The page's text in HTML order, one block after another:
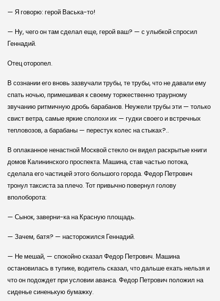
— Я говорю: герой Васька-то!
— Ну, чего он там сделал еще, герой ваш? — с улыбкой спросил
Геннадий.
Отец оторопел.
В сознании его вновь зазвучали трубы, те трубы, что не давали ему
спать ночью, примешивая к своему торжественно траурному
звучанию ритмичную дробь барабанов. Неужели трубы эти — только
свист ветра, самые яркие сполохи их — гудки своего и встречных
тепловозов, а барабаны — перестук колес на стыках?..
В оплаканное ненастной Москвой стекло он видел раскрытые книги
домов Калининского проспекта. Машина, став частью потока,
сделала его частицей этого большого города. Федор Петрович
тронул таксиста за плечо. Тот привычно повернул голову
вполоборота:
— Сынок, заверни-ка на Красную площадь.
— Зачем, батя? — насторожился Геннадий.
— Не мешай, — спокойно сказал Федор Петрович. Машина
остановилась в тупике, водитель сказал, что дальше ехать нельзя и
что он подождет при условии аванса. Федор Петрович положил на
сиденье синенькую бумажку.